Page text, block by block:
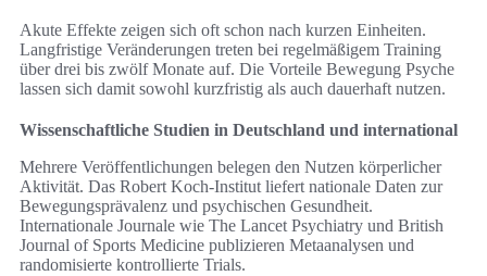
Akute Effekte zeigen sich oft schon nach kurzen Einheiten.
Langfristige Veränderungen treten bei regelmäßigem Training
über drei bis zwölf Monate auf. Die Vorteile Bewegung Psyche
lassen sich damit sowohl kurzfristig als auch dauerhaft nutzen.
Wissenschaftliche Studien in Deutschland und international
Mehrere Veröffentlichungen belegen den Nutzen körperlicher
Aktivität. Das Robert Koch‑Institut liefert nationale Daten zur
Bewegungsprävalenz und psychischen Gesundheit.
Internationale Journale wie The Lancet Psychiatry und British
Journal of Sports Medicine publizieren Metaanalysen und
randomisierte kontrollierte Trials.